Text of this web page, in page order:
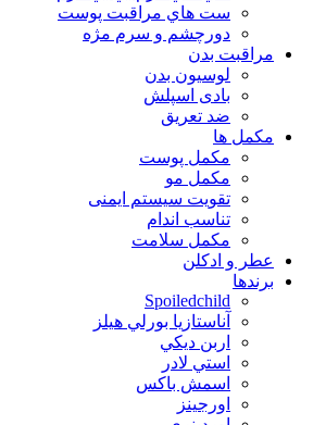
ست هاي مراقبت پوست
دورچشم و سرم مژه
مراقبت بدن
لوسیون بدن
بادی اسپلش
ضد تعریق
مكمل ها
مکمل پوست
مکمل مو
تقویت سیستم ایمنی
تناسب اندام
مکمل سلامت
عطر و ادکلن
برندها
Spoiledchild
آناستازيا بورلي هيلز
اربن ديكي
استي لادر
اسمش باكس
اورجينز